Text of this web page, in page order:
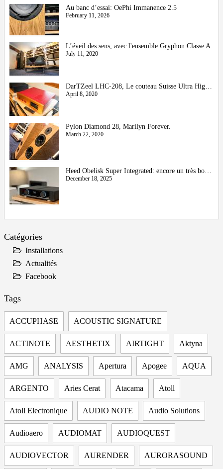
Au banc d’essai: OePhi Immanence 2.5
February 11, 2026
L’éveil des sens, avec l'ensemble Gryphon Classe A
July 11, 2020
DarTZeel LHC-208, Le couteau Suisse Ultra High-End
April 8, 2020
Pylon Diamond 28, Marilyn Forever.
March 22, 2020
Heed Obelisk Super Integrated: encore un très bon cru !
December 18, 2025
Catégories
Installations
Actualités
Facebook
Tags
ACCUPHASE ACOUSTIC SIGNATURE
ACTINOTE AESTHETIX AIRTIGHT Aktyna
AMG ANALYSIS Apertura Apogee AQUA
ARGENTO Aries Cerat Atacama Atoll
Atoll Electronique AUDIO NOTE Audio Solutions
Audioaero AUDIOMAT AUDIOQUEST
AUDIOVECTOR AURENDER AURORASOUND